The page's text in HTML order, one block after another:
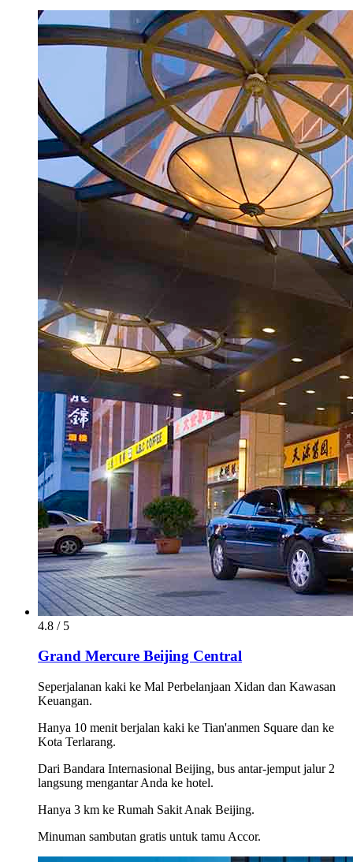
4.8 / 5
Grand Mercure Beijing Central
Seperjalanan kaki ke Mal Perbelanjaan Xidan dan Kawasan
Keuangan.
Hanya 10 menit berjalan kaki ke Tian'anmen Square dan ke
Kota Terlarang.
Dari Bandara Internasional Beijing, bus antar-jemput jalur 2
langsung mengantar Anda ke hotel.
Hanya 3 km ke Rumah Sakit Anak Beijing.
Minuman sambutan gratis untuk tamu Accor.